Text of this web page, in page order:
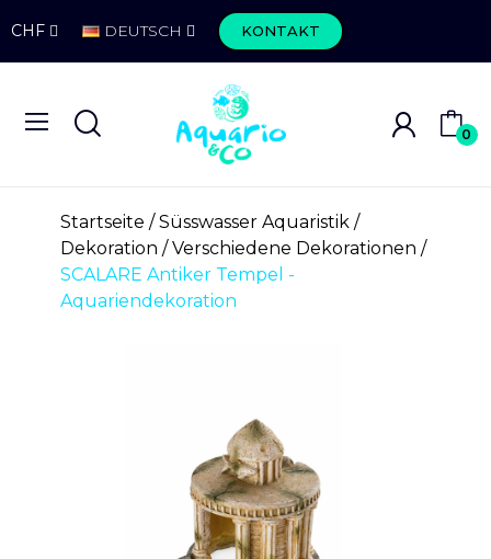
CHF DEUTSCH KONTAKT
0
Startseite
Süsswasser Aquaristik
Dekoration
Verschiedene Dekorationen
SCALARE Antiker Tempel -
Aquariendekoration